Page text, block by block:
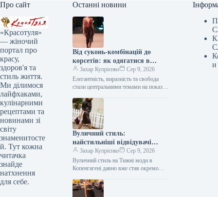
Про сайт
«Красотуля»
— жіночий
портал про
красу,
здоров'я та
стиль життя.
Ми ділимося
лайфхаками,
кулінарними
рецептами та
новинами зі
світу
знаменитосте
й. Тут кожна
читачка
знайде
натхнення
для себе.
Останні новини
Від суконь-комбінацій до
корсетів: як одягатися в
білизняному стилі восени 2026
року, як це демонстрували на
подіумах
Захар Купрієнко
Сер 9, 2026
Елегантність, виразність та свобода
стали центральними темами на показах
через зухвало відвертий одяг
білизняного стилю. Йдеться не…
Вуличний стиль:
найстильніші відвідувачі
Копенгагенського тижня моди
Захар Купрієнко
Сер 9, 2026
Вуличний стиль на Тижні моди в
Копенгагені давно вже став окремою
тренди нарівні з Парижем…
и